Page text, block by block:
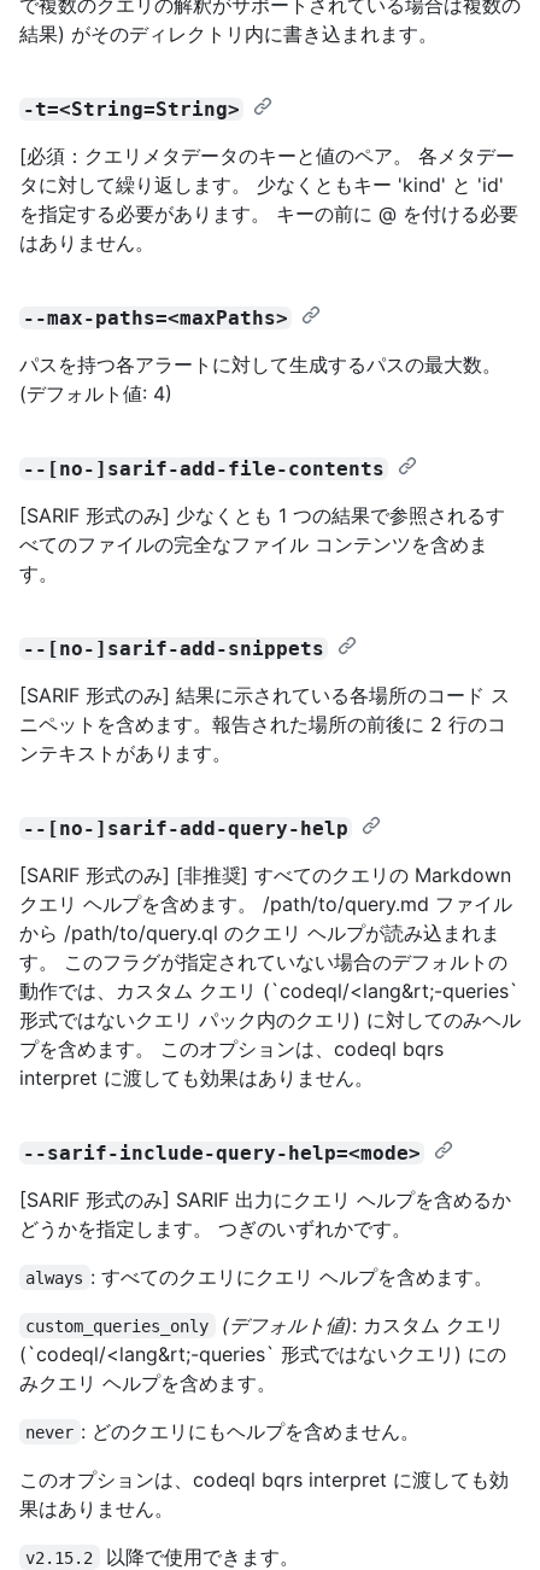
結果) がそのディレクトリ内に書き込まれます。
-t=<String=String>
[必須：クエリメタデータのキーと値のペア。 各メタデー
タに対して繰り返します。 少なくともキー 'kind' と 'id'
を指定する必要があります。 キーの前に @ を付ける必要
はありません。
--max-paths=<maxPaths>
パスを持つ各アラートに対して生成するパスの最大数。
(デフォルト値: 4)
--[no-]sarif-add-file-contents
[SARIF 形式のみ] 少なくとも 1 つの結果で参照されるす
べてのファイルの完全なファイル コンテンツを含めま
す。
--[no-]sarif-add-snippets
[SARIF 形式のみ] 結果に示されている各場所のコード ス
ニペットを含めます。報告された場所の前後に 2 行のコ
ンテキストがあります。
--[no-]sarif-add-query-help
[SARIF 形式のみ] [非推奨] すべてのクエリの Markdown
クエリ ヘルプを含めます。 /path/to/query.md ファイル
から /path/to/query.ql のクエリ ヘルプが読み込まれま
す。 このフラグが指定されていない場合のデフォルトの
動作では、カスタム クエリ (`codeql/<lang&rt;-queries`
形式ではないクエリ パック内のクエリ) に対してのみヘル
プを含めます。 このオプションは、codeql bqrs
interpret に渡しても効果はありません。
--sarif-include-query-help=<mode>
[SARIF 形式のみ] SARIF 出力にクエリ ヘルプを含めるか
どうかを指定します。 つぎのいずれかです。
always : すべてのクエリにクエリ ヘルプを含めます。
custom_queries_only (デフォルト値): カスタム クエリ
(`codeql/<lang&rt;-queries` 形式ではないクエリ) にの
みクエリ ヘルプを含めます。
never : どのクエリにもヘルプを含めません。
このオプションは、codeql bqrs interpret に渡しても効
果はありません。
v2.15.2 以降で使用できます。